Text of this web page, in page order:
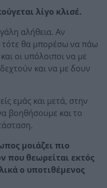
λίγο κλισέ.
αλήθεια. Αν
θα μπορέσω να πάω
οι υπόλοιποι να με
και να με δουν
εμάς και μετά, στην
βοηθήσουμε και το
μοιάζει πιο
που θεωρείται εκτός
ο υποτιθέμενος